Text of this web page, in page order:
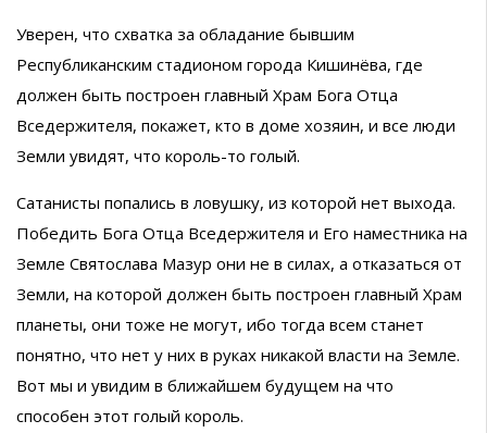
Уверен, что схватка за обладание бывшим
Республиканским стадионом города Кишинёва, где
должен быть построен главный Храм Бога Отца
Вседержителя, покажет, кто в доме хозяин, и все люди
Земли увидят, что король-то голый.
Сатанисты попались в ловушку, из которой нет выхода.
Победить Бога Отца Вседержителя и Его наместника на
Земле Святослава Мазур они не в силах, а отказаться от
Земли, на которой должен быть построен главный Храм
планеты, они тоже не могут, ибо тогда всем станет
понятно, что нет у них в руках никакой власти на Земле.
Вот мы и увидим в ближайшем будущем на что
способен этот голый король.